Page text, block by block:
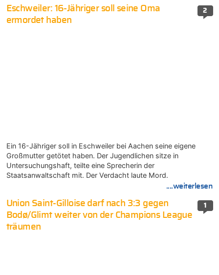
2
Eschweiler: 16-Jähriger soll seine Oma
ermordet haben
Ein 16-Jähriger soll in Eschweiler bei Aachen seine eigene
Großmutter getötet haben. Der Jugendlichen sitze in
Untersuchungshaft, teilte eine Sprecherin der
Staatsanwaltschaft mit. Der Verdacht laute Mord.
....weiterlesen
1
Union Saint-Gilloise darf nach 3:3 gegen
Bodø/Glimt weiter von der Champions League
träumen